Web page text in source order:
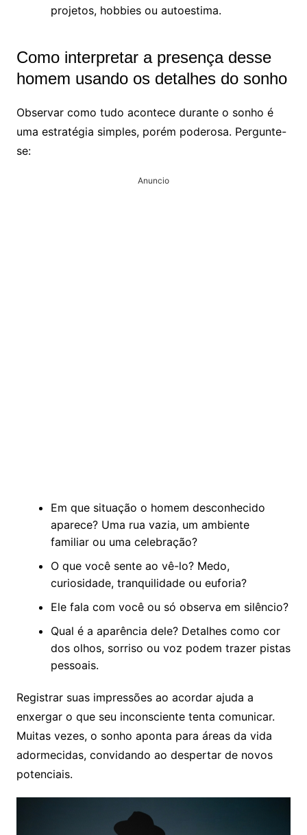
projetos, hobbies ou autoestima.
Como interpretar a presença desse
homem usando os detalhes do sonho
Observar como tudo acontece durante o sonho é
uma estratégia simples, porém poderosa. Pergunte-
se:
Anuncio
Em que situação o homem desconhecido
aparece? Uma rua vazia, um ambiente
familiar ou uma celebração?
O que você sente ao vê-lo? Medo,
curiosidade, tranquilidade ou euforia?
Ele fala com você ou só observa em silêncio?
Qual é a aparência dele? Detalhes como cor
dos olhos, sorriso ou voz podem trazer pistas
pessoais.
Registrar suas impressões ao acordar ajuda a
enxergar o que seu inconsciente tenta comunicar.
Muitas vezes, o sonho aponta para áreas da vida
adormecidas, convidando ao despertar de novos
potenciais.